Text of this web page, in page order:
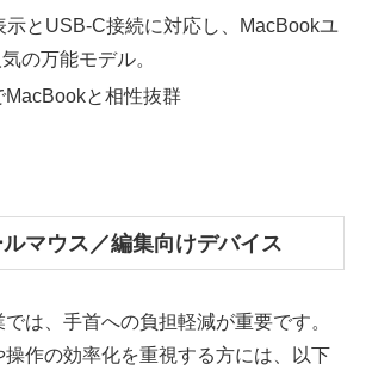
示とUSB-C接続に対応し、MacBookユ
の万能モデル。
MacBookと相性抜群
ルマウス／編集向けデバイス
は、手首への負担軽減が重要です。
作の効率化を重視する方には、以下